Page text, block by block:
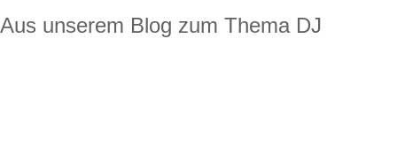
Aus unserem Blog zum Thema DJ